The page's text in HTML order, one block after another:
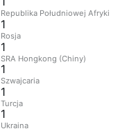
Republika Południowej Afryki
1
Rosja
1
SRA Hongkong (Chiny)
1
Szwajcaria
1
Turcja
1
Ukraina